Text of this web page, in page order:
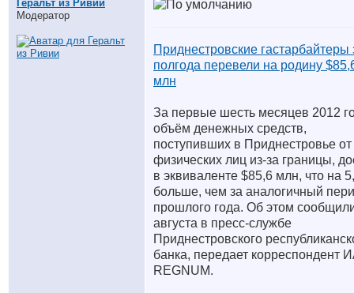
Геральт из Ривии
Модератор
Приднестровские гастарбайтеры
полгода перевели на родину
млн
За первые шесть месяцев 2012
объём денежных средств,
поступивших в Приднестровье от
физических лиц из-за границы,
в эквиваленте $85,6 млн, что на
больше, чем за аналогичный
прошлого года. Об этом
августа в пресс-службе
Приднестровского
банка, передает корреспондент
REGNUM.